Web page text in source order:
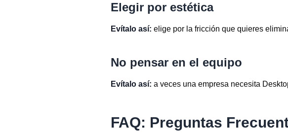
Elegir por estética
Evítalo así: elige por la fricción que quieres
No pensar en el equipo
Evítalo así: a veces una empresa necesita
FAQ: Preguntas